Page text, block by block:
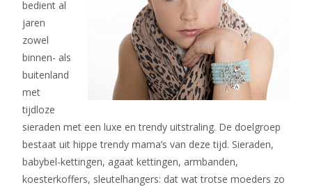
bedient al
jaren
zowel
binnen- als
buitenland
met
tijdloze
sieraden met een luxe en trendy uitstraling. De doelgroep
bestaat uit hippe trendy mama’s van deze tijd. Sieraden,
babybel-kettingen, agaat kettingen, armbanden,
koesterkoffers, sleutelhangers: dat wat trotse moeders zo